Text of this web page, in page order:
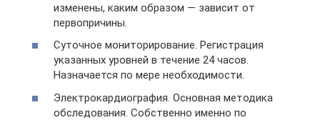
изменены, каким образом — зависит от
первопричины.
Суточное мониторирование. Регистрация
указанных уровней в течение 24 часов.
Назначается по мере необходимости.
Электрокардиография. Основная методика
обследования. Собственно именно по